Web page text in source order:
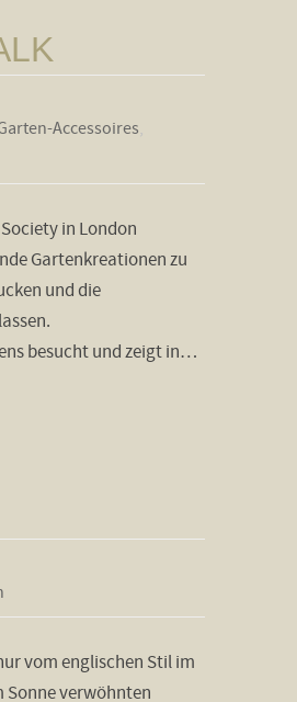
Accessoires,
in London
Gartenkreationen zu
und die
besucht und zeigt in…
vom englischen Stil im
Sonne verwöhnten